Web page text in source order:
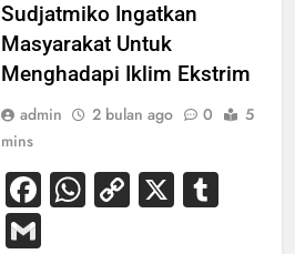
Sudjatmiko Ingatkan
Masyarakat Untuk
Menghadapi Iklim Ekstrim
admin 2 bulan ago 0
5
mins
Facebook
WhatsApp
Copy
X
Gmail